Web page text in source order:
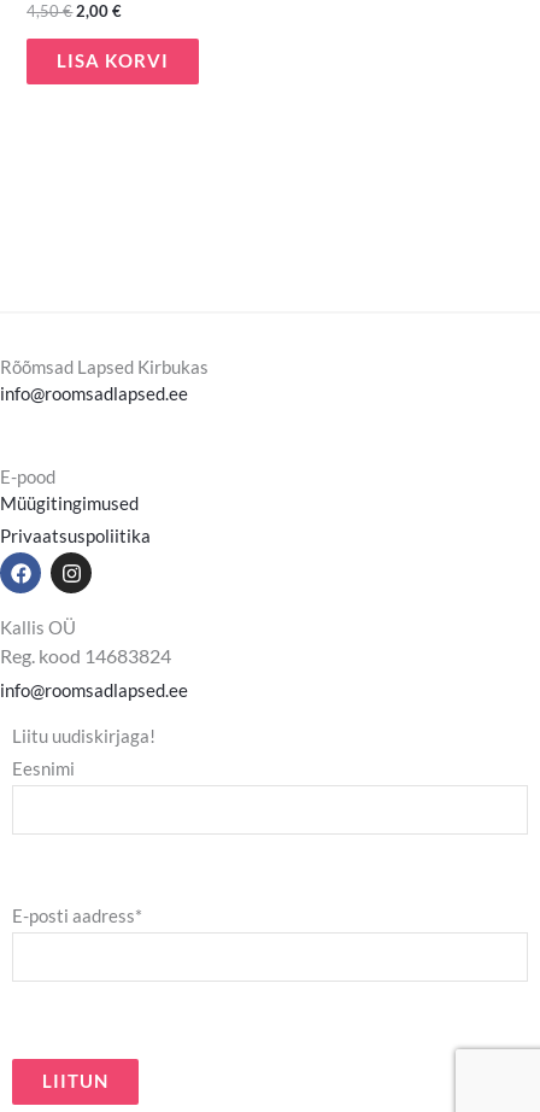
4,50€2,00€
LISA KORVI
Rõõmsad Lapsed Kirbukas
info@roomsadlapsed.ee
E-pood
Müügitingimused
Privaatsuspoliitika
F
a
e
o
o
k
I
n
t
a
g
r
a
m
Kallis OÜ
Reg. kood 14683824
info@roomsadlapsed.ee
Liitu uudiskirjaga!
Eesnimi
E-posti aadress*